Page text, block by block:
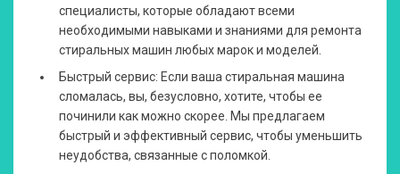
специалисты, которые обладают всеми
необходимыми навыками и знаниями для ремонта
стиральных машин любых марок и моделей.
Быстрый сервис: Если ваша стиральная машина
сломалась, вы, безусловно, хотите, чтобы ее
починили как можно скорее. Мы предлагаем
быстрый и эффективный сервис, чтобы уменьшить
неудобства, связанные с поломкой.